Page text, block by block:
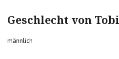
Geschlecht von
männlich